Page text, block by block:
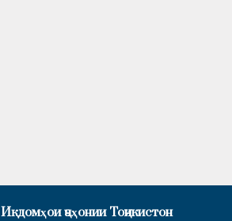
Иқдомҳои ҷаҳонии Тоҷикистон